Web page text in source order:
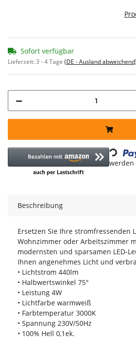
Sofort verfügbar
Lieferzeit:3 - 4 Tage (DE - Ausland abweichend)
Loading...
werden
Beschreibung
Ersetzen Sie Ihre stromfressenden
Wohnzimmer oder Arbeitszimmer
modernsten und sparsamen LED-
Ihnen angenehmes Licht und
• Lichtstrom 440lm
• Halbwertswinkel 75°
• Leistung 4W
• Lichtfarbe warmweiß
• Farbtemperatur 3000K
• Spannung 230V/50Hz
• 100% Hell 0,1ek.